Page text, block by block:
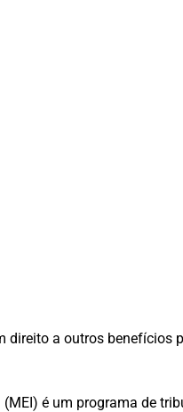
direito a outros benefícios
é um programa de